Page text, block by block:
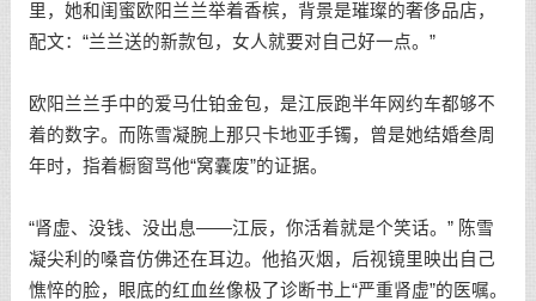
里，她和闺蜜欧阳兰兰举着香槟，背景是璀璨的奢侈品店，
配文：“兰兰送的新款包，女人就要对自己好一点。”
欧阳兰兰手中的爱马仕铂金包，是江辰跑半年网约车都够不
着的数字。而陈雪凝腕上那只卡地亚手镯，曾是她结婚叁周
年时，指着橱窗骂他“窝囊废”的证据。
“肾虚、没钱、没出息——江辰，你活着就是个笑话。” 陈雪
凝尖利的嗓音仿佛还在耳边。他掐灭烟，后视镜里映出自己
憔悴的脸，眼底的红血丝像极了诊断书上“严重肾虚”的医嘱。